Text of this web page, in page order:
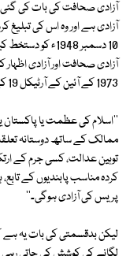
آزادی صحافت کی بات کی گئی
آزادی ہے اور وہ اس کی تبلیغ
آزادی صحافت اور آزادی
1973 کے آئین کے آرٹیکل 19 کے مطابق :
''اسلام کی عظمت یا
ممالک کے ساتھ دوستانہ
توہین عدالت، کسی جرم کے
کردہ مناسب پابندیوں کے تابع،
پریس کی آزادی ہوگی۔''
لیکن بدقسمتی کی بات یہ ہے